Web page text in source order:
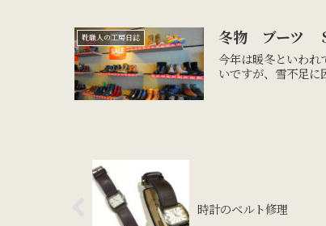
靴職人の工房日誌 冬物 ブーツ
今年は暖冬といわれ
いですが、雪不足
時計のベルト修理